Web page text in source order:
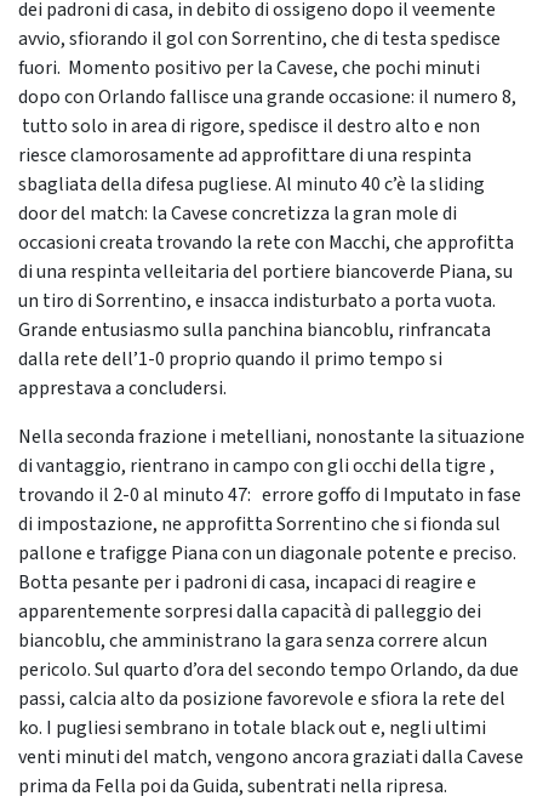
dei padroni di casa, in debito di ossigeno dopo il veemente
avvio, sfiorando il gol con Sorrentino, che di testa spedisce
fuori. Momento positivo per la Cavese, che pochi minuti
dopo con Orlando fallisce una grande occasione: il numero 8,
tutto solo in area di rigore, spedisce il destro alto e non
riesce clamorosamente ad approfittare di una respinta
sbagliata della difesa pugliese. Al minuto 40 c’è la sliding
door del match: la Cavese concretizza la gran mole di
occasioni creata trovando la rete con Macchi, che approfitta
di una respinta velleitaria del portiere biancoverde Piana, su
un tiro di Sorrentino, e insacca indisturbato a porta vuota.
Grande entusiasmo sulla panchina biancoblu, rinfrancata
dalla rete dell’1-0 proprio quando il primo tempo si
apprestava a concludersi.
Nella seconda frazione i metelliani, nonostante la situazione
di vantaggio, rientrano in campo con gli occhi della tigre ,
trovando il 2-0 al minuto 47: errore goffo di Imputato in fase
di impostazione, ne approfitta Sorrentino che si fionda sul
pallone e trafigge Piana con un diagonale potente e preciso.
Botta pesante per i padroni di casa, incapaci di reagire e
apparentemente sorpresi dalla capacità di palleggio dei
biancoblu, che amministrano la gara senza correre alcun
pericolo. Sul quarto d’ora del secondo tempo Orlando, da due
passi, calcia alto da posizione favorevole e sfiora la rete del
ko. I pugliesi sembrano in totale black out e, negli ultimi
venti minuti del match, vengono ancora graziati dalla Cavese
prima da Fella poi da Guida, subentrati nella ripresa.